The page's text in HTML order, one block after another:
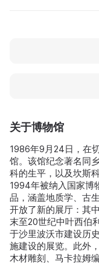
关于博物馆
1986年9月24日，在
馆。该馆纪念著名同
科的生平，以及坎斯
1994年被纳入国家博
品，涵盖地质学、古
开放了新的展厅：其
末至20世纪中叶西伯
于沙里波沃市建设历
施建设的展览。此外
木材雕刻、马卡拉姆